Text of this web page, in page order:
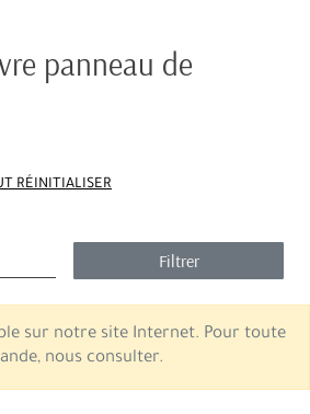
panneau de
RÉINITIALISER
Filtrer
sur notre site Internet. Pour toute
nous consulter.